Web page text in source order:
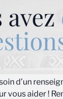
avez
d’un
vous aider !